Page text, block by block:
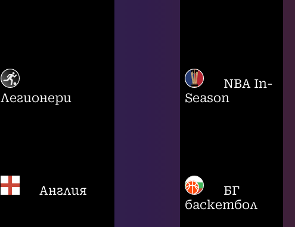
Легионери
Англия
NBA In-
Season
БГ
баскетбол